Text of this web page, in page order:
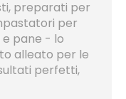
preparati per
per
pane - lo
alleato per le
perfetti,